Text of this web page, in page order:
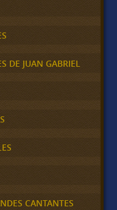
DE JUAN GABRIEL
CANTANTES